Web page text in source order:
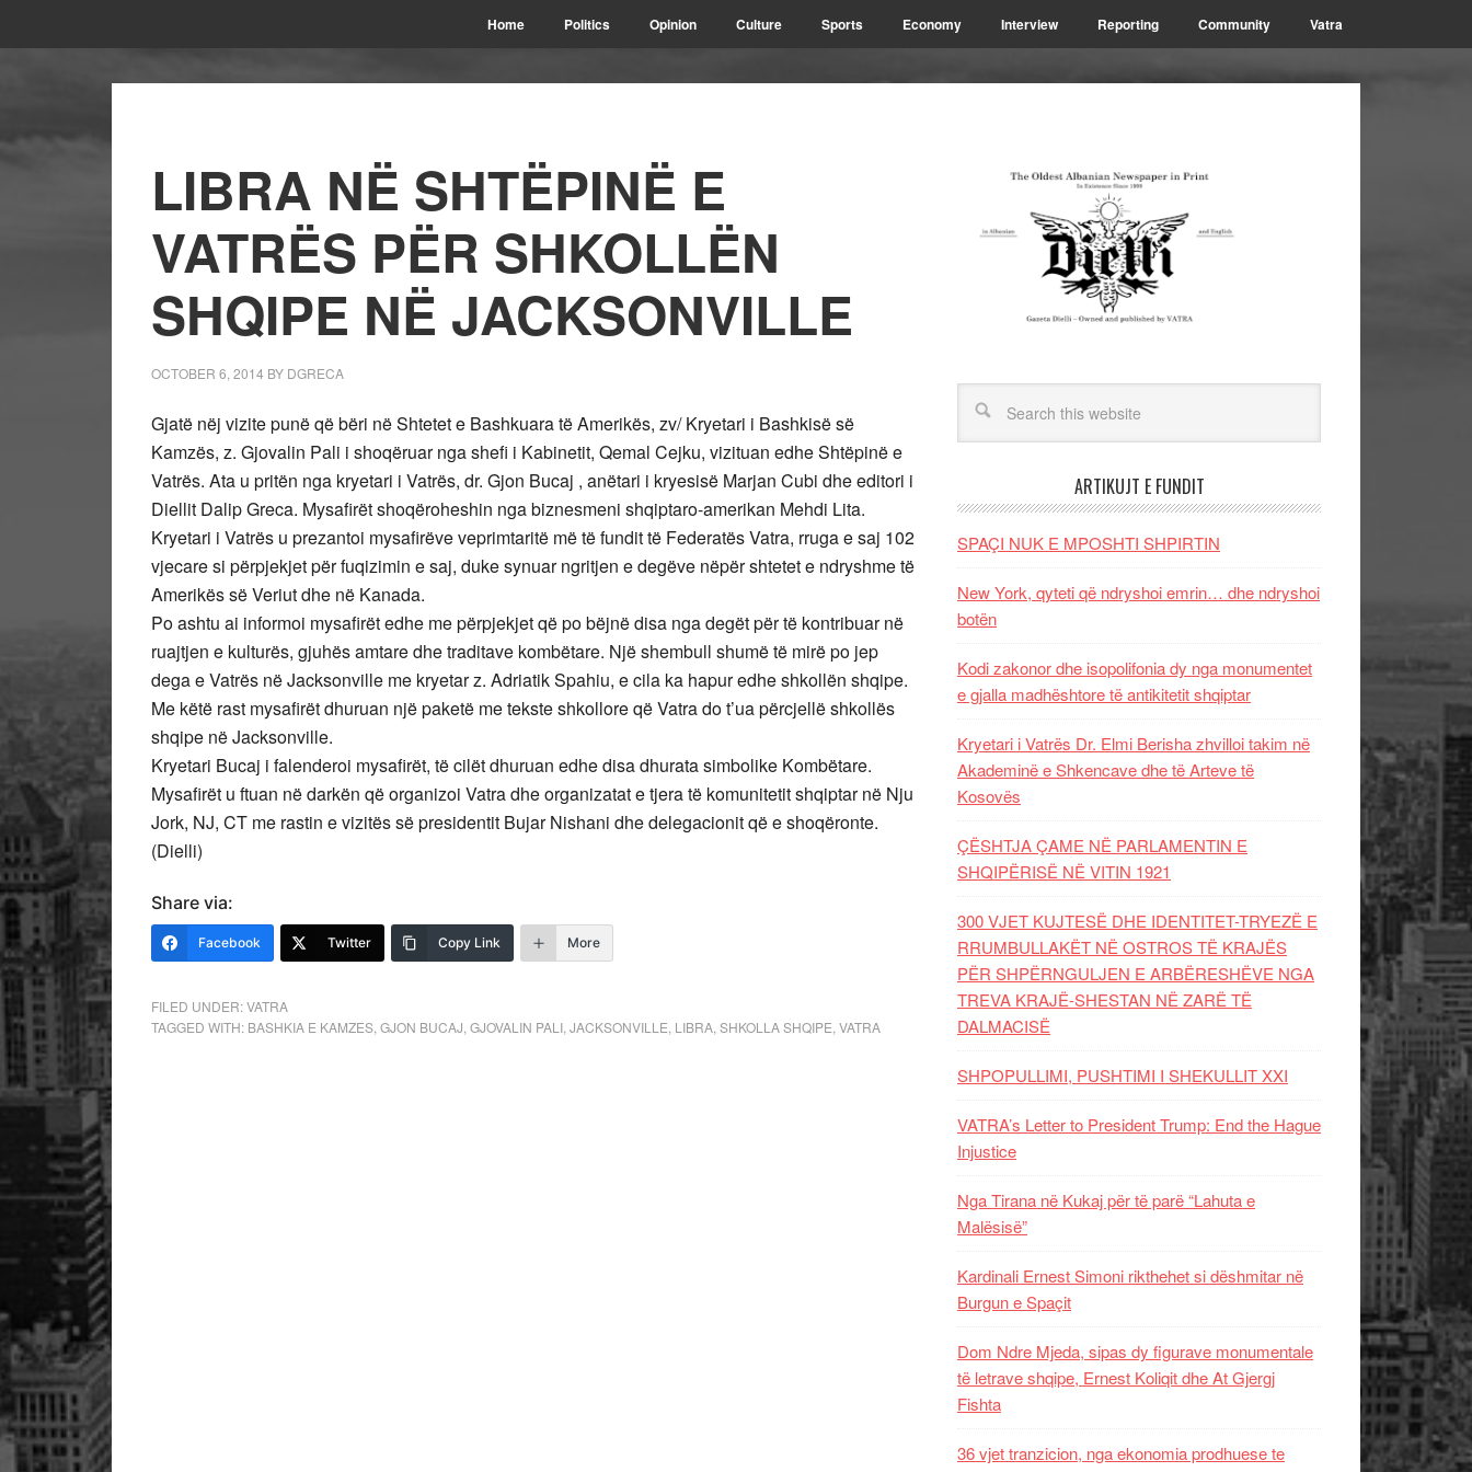
Home Politics Opinion Culture Sports Economy Interview Reporting Community Vatra
LIBRA NË SHTËPINË E
VATRËS PËR SHKOLLËN
SHQIPE NË JACKSONVILLE
OCTOBER 6, 2014 BY DGRECA
Gjatë nëj vizite punë që bëri në Shtetet e Bashkuara të Amerikës, zv/ Kryetari i Bashkisë së
Kamzës, z. Gjovalin Pali i shoqëruar nga shefi i Kabinetit, Qemal Cejku, vizituan edhe Shtëpinë e
Vatrës. Ata u pritën nga kryetari i Vatrës, dr. Gjon Bucaj , anëtari i kryesisë Marjan Cubi dhe editori i
Diellit Dalip Greca. Mysafirët shoqëroheshin nga biznesmeni shqiptaro-amerikan Mehdi Lita.
Kryetari i Vatrës u prezantoi mysafirëve veprimtaritë më të fundit të Federatës Vatra, rruga e saj 102
vjecare si përpjekjet për fuqizimin e saj, duke synuar ngritjen e degëve nëpër shtetet e ndryshme të
Amerikës së Veriut dhe në Kanada.
Po ashtu ai informoi mysafirët edhe me përpjekjet që po bëjnë disa nga degët për të kontribuar në
ruajtjen e kulturës, gjuhës amtare dhe traditave kombëtare. Një shembull shumë të mirë po jep
dega e Vatrës në Jacksonville me kryetar z. Adriatik Spahiu, e cila ka hapur edhe shkollën shqipe.
Me këtë rast mysafirët dhuruan një paketë me tekste shkollore që Vatra do t’ua përcjellë shkollës
shqipe në Jacksonville.
Kryetari Bucaj i falenderoi mysafirët, të cilët dhuruan edhe disa dhurata simbolike Kombëtare.
Mysafirët u ftuan në darkën që organizoi Vatra dhe organizatat e tjera të komunitetit shqiptar në Nju
Jork, NJ, CT me rastin e vizitës së presidentit Bujar Nishani dhe delegacionit që e shoqëronte.
(Dielli)
Share via:
Facebook Twitter Copy Link More
FILED UNDER:VATRA
TAGGED WITH: BASHKIA E KAMZES GJON BUCAJ GJOVALIN PALI JACKSONVILLE LIBRA SHKOLLA SHQIPE VATRA
ARTIKUJT E FUNDIT
SPAÇI NUK E MPOSHTI SHPIRTIN
New York, qyteti që ndryshoi emrin… dhe ndryshoi
botën
Kodi zakonor dhe isopolifonia dy nga monumentet
e gjalla madhështore të antikitetit shqiptar
Kryetari i Vatrës Dr. Elmi Berisha zhvilloi takim në
Akademinë e Shkencave dhe të Arteve të
Kosovës
ÇËSHTJA ÇAME NË PARLAMENTIN E
SHQIPËRISË NË VITIN 1921
300 VJET KUJTESË DHE IDENTITET-TRYEZË E
RRUMBULLAKËT NË OSTROS TË KRAJËS
PËR SHPËRNGULJEN E ARBËRESHËVE NGA
TREVA KRAJË-SHESTAN NË ZARË TË
DALMACISË
SHPOPULLIMI, PUSHTIMI I SHEKULLIT XXI
VATRA’s Letter to President Trump: End the Hague
Injustice
Nga Tirana në Kukaj për të parë “Lahuta e
Malësisë”
Kardinali Ernest Simoni rikthehet si dëshmitar në
Burgun e Spaçit
Dom Ndre Mjeda, sipas dy figurave monumentale
të letrave shqipe, Ernest Koliqit dhe At Gjergj
Fishta
36 vjet tranzicion, nga ekonomia prodhuese te